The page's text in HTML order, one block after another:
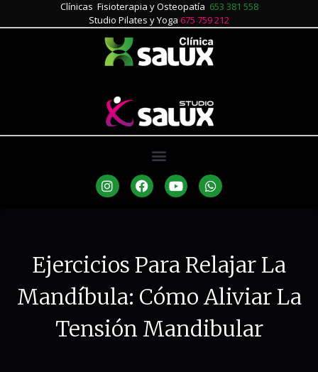
Clínicas Fisioterapia y Osteopatía 653 381 558
Studio Pilates y Yoga 675 759 212
Ejercicios Para Relajar La
Mandíbula: Cómo Aliviar La
Tensión Mandibular